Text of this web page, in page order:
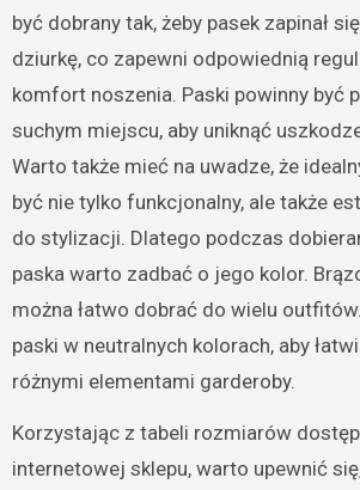
być dobrany tak, żeby pasek zapinał
dziurkę, co zapewni odpowiednią
komfort noszenia. Paski powinny być
suchym miejscu, aby uniknąć
Warto także mieć na uwadze, że
być nie tylko funkcjonalny, ale także
do stylizacji. Dlatego podczas
paska warto zadbać o jego kolor.
można łatwo dobrać do wielu
paski w neutralnych kolorach, aby
różnymi elementami garderoby.
Korzystając z tabeli rozmiarów
internetowej sklepu, warto upewnić